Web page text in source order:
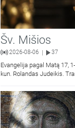
Šv. Mišios
2026-08-06 37
Evangelija pagal Matą 17,
kun. Rolandas Judeikis.